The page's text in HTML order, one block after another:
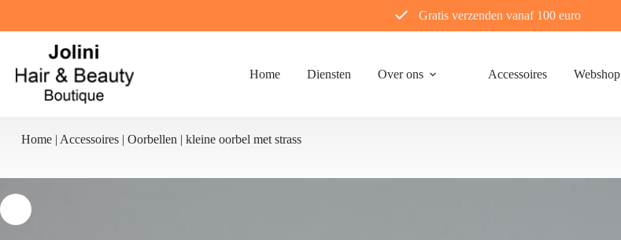
de
Gratis verzenden vanaf 100 euro
Home Diensten Over ons Accessoires Webshop
Home | Accessoires | Oorbellen | kleine oorbel met strass